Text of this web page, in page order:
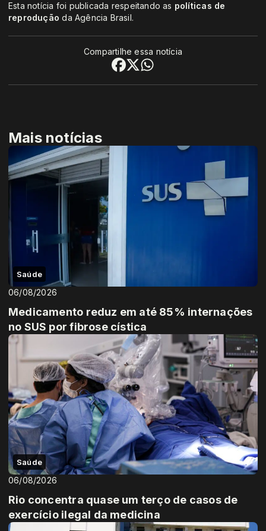
Esta notícia foi publicada respeitando as políticas de
reprodução da Agência Brasil.
Compartilhe essa notícia
Mais notícias
Saúde
06/08/2026
Medicamento reduz em até 85% internações
no SUS por fibrose cística
Saúde
06/08/2026
Rio concentra quase um terço de casos de
exercício ilegal da medicina